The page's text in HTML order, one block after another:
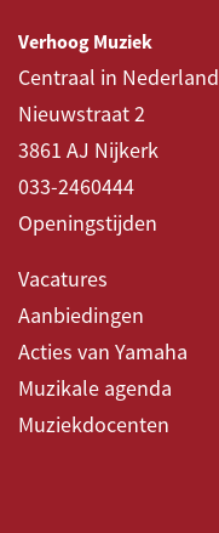
Verhoog Muziek
Centraal in Nederland
Nieuwstraat 2
3861 AJ Nijkerk
033-2460444
Openingstijden
Vacatures
Aanbiedingen
Acties van Yamaha
Muzikale agenda
Muziekdocenten